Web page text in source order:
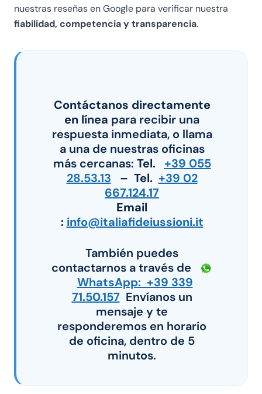
nuestras reseñas en Google para verificar nuestra
fiabilidad, competencia y transparencia.
Contáctanos directamente
en línea para recibir una
respuesta inmediata, o llama
a una de nuestras oficinas
más cercanas: Tel. +39 055
28.53.13 – Tel. +39 02
667.124.17
Email
: info@italiafideiussioni.it
También puedes
contactarnos a través de
WhatsApp: +39 339
71.50.157Envíanos un
mensaje y te
responderemos en horario
de oficina, dentro de 5
minutos.